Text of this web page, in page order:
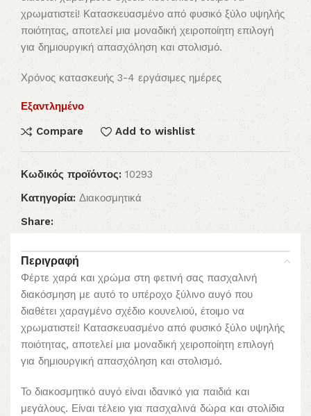
χρωματιστεί! Κατασκευασμένο από φυσικό ξύλο υψηλής
ποιότητας, αποτελεί μια μοναδική χειροποίητη επιλογή
για δημιουργική απασχόληση και στολισμό.
Χρόνος κατασκευής 3-4 εργάσιμες ημέρες
Εξαντλημένο
Compare Add to wishlist
Κωδικός προϊόντος: 10293
Κατηγορία: Διακοσμητικά
Share:
Περιγραφή
Φέρτε χαρά και χρώμα στη φετινή σας πασχαλινή
διακόσμηση με αυτό το υπέροχο ξύλινο αυγό που
διαθέτει χαραγμένο σχέδιο κουνελιού, έτοιμο να
χρωματιστεί! Κατασκευασμένο από φυσικό ξύλο υψηλής
ποιότητας, αποτελεί μια μοναδική χειροποίητη επιλογή
για δημιουργική απασχόληση και στολισμό.
Το διακοσμητικό αυγό είναι ιδανικό για παιδιά και
μεγάλους. Είναι τέλειο για πασχαλινά δώρα και στολίδια